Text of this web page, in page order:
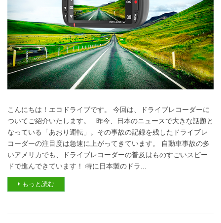
こんにちは！エコドライブです。 今回は、ドライブレコーダーに
ついてご紹介いたします。 昨今、日本のニュースで大きな話題と
なっている「あおり運転」。その事故の記録を残したドライブレ
コーダーの注目度は急速に上がってきています。 自動車事故の多
いアメリカでも、ドライブレコーダーの普及はものすごいスピー
ドで進んできています！ 特に日本製のドラ...
もっと読む